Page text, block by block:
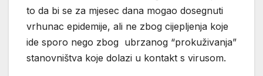
to da bi se za mjesec dana mogao dosegnuti
vrhunac epidemije, ali ne zbog cijepljenja koje
ide sporo nego zbog ubrzanog “prokuživanja”
stanovništva koje dolazi u kontakt s virusom.